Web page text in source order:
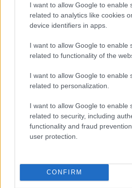
I want to allow Google to enable
related to analytics like cookies
device identifiers in apps.
I want to allow Google to enable
related to functionality of the
I want to allow Google to enable
related to personalization.
I want to allow Google to enable
related to security, including
functionality and fraud
user protection.
CONFIRM
O novo portal para o mundo das
notícias, comparações e estatísticas.
SEÇÕES